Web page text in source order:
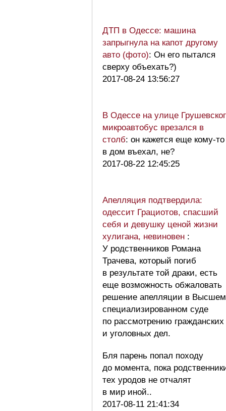
ДТП в Одессе: машина
запрыгнула на капот другому
авто (фото): Он его пытался
сверху объехать?)
2017-08-24 13:56:27
В Одессе на улице
микроавтобус врезался в
столб: он кажется еще кому-то
в дом въехал, не?
2017-08-22 12:45:25
Апелляция подтвердила:
одессит Грациотов, спасший
себя и девушку ценой жизни
хулигана, невиновен :
У родственников Романа
Трачева, который погиб
в результате той драки, есть
еще возможность обжаловать
решение апелляции в Высшем
специализированном суде
по рассмотрению гражданских
и уголовных дел.
Бля парень попал походу
до момента, пока
тех уродов не отчалят
в мир иной..
2017-08-11 21:41:34